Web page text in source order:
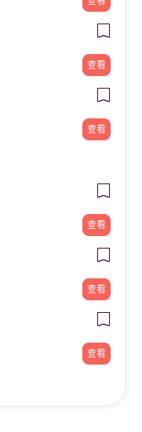
查看
查看
查看
查看
查看